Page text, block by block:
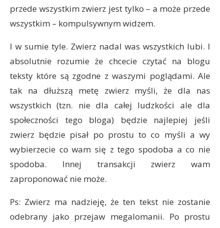
przede wszystkim zwierz jest tylko – a może przede
wszystkim – kompulsywnym widzem.
I w sumie tyle. Zwierz nadal was wszystkich lubi. I
absolutnie rozumie że chcecie czytać na blogu
teksty które są zgodne z waszymi poglądami. Ale
tak na dłuższą metę zwierz myśli, że dla nas
wszystkich (tzn. nie dla całej ludzkości ale dla
społeczności tego bloga) będzie najlepiej jeśli
zwierz będzie pisał po prostu to co myśli a wy
wybierzecie co wam się z tego spodoba a co nie
spodoba. Innej transakcji zwierz wam
zaproponować nie może.
Ps: Zwierz ma nadzieję, że ten tekst nie zostanie
odebrany jako przejaw megalomanii. Po prostu